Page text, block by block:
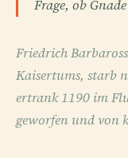
Frage, ob
Friedrich
Kaisertums, starb
ertrank 1190 im
geworfen und von